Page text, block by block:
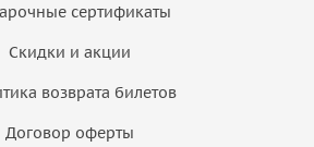
сертификаты
Скидки и акции
возврата билетов
Договор оферты